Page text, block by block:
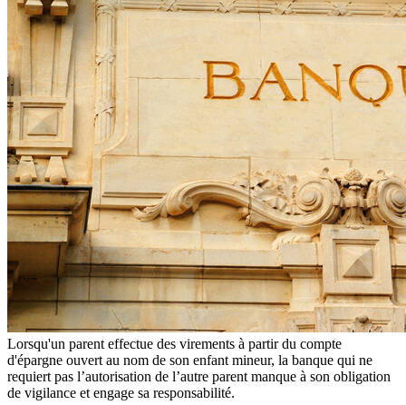
Lorsqu'un parent effectue des virements à partir du compte
d'épargne ouvert au nom de son enfant mineur, la banque qui ne
requiert pas l’autorisation de l’autre parent manque à son obligation
de vigilance et engage sa responsabilité.